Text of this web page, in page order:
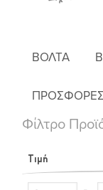
ΒΌΛΤΑ
ΠΡΟΣΦΟΡΕΣ
Φίλτρο
Τιμή